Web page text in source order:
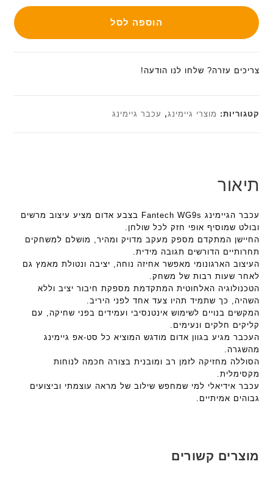
הוספה לסל
צריכים עזרה? שלחו לנו הודעה!
קטגוריות: מוצרי גיימינג, עכבר גיימינג
תיאור
עכבר הגיימינג Fantech WG9s בצבע אדום מציע עיצוב מרשים
ובולט שמוסיף אופי חזק לכל שולחן.
החיישן המתקדם מספק מעקב מדויק ומהיר, מושלם למשחקים
תחרותיים הדורשים תגובה מידית.
העיצוב הארגונומי מאפשר אחיזה נוחה, יציבה ונטולת מאמץ גם
לאחר שעות רבות של משחק.
הטכנולוגיה האלחוטית המתקדמת מספקת חיבור יציב וללא
השהיה, כך שתמיד תהיו צעד אחד לפני היריב.
המקשים בנויים לשימוש אינטנסיבי ועמידים בפני שחיקה, עם
קליקים חלקים ונעימים.
העכבר מגיע בגוון אדום מודגש המוציא כל סט-אפ גיימינג
מהשגרה.
הסוללה מחזיקה לזמן רב ומובנית בצורה חכמה לנוחות
מקסימלית.
עכבר אידיאלי למי שמחפש שילוב של מראה עוצמתי וביצועים
גבוהים אמיתיים.
מוצרים קשורים